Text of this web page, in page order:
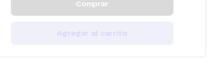
Comprar
Agregar al carrito